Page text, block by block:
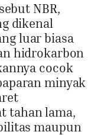
NBR,
dikenal
luar biasa
hidrokarbon
cocok
minyak
tahan lama,
maupun